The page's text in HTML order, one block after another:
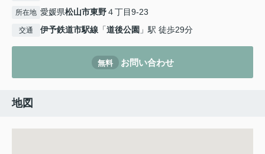
所在地 愛媛県松山市東野４丁目9-23
交通 伊予鉄道市駅線 「道後公園 」駅 徒歩29分
無料 お問い合わせ
地図